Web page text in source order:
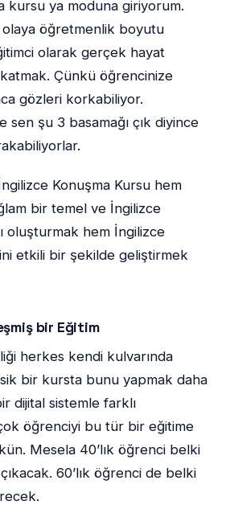
kursu ya moduna giriyorum.
öğretmenlik boyutu
olarak gerçek hayat
katmak. Çünkü öğrencinize
gözleri korkabiliyor.
sen şu 3 basamağı çık diyince
Konuşma Kursu hem
bir temel ve İngilizce
oluşturmak hem İngilizce
etkili bir şekilde geliştirmek
bir Eğitim
herkes kendi kulvarında
bir kursta bunu yapmak daha
dijital sistemle farklı
öğrenciyi bu tür bir eğitime
Mesela 40’lık öğrenci belki
60’lık öğrenci de belki